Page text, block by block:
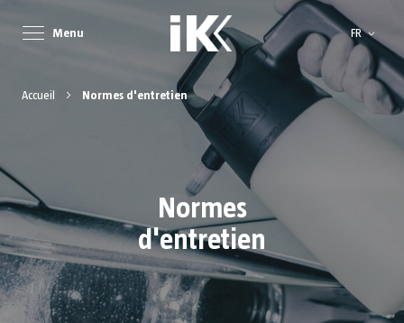
Menu Langue
FR
Accueil Normes d'entretien
Normes
d'entretien